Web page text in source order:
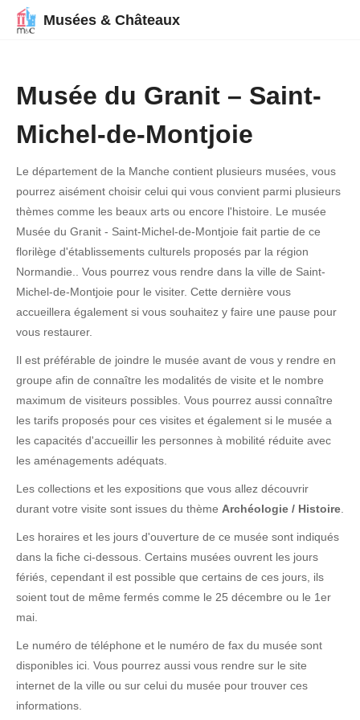
Musées & Châteaux
Musée du Granit – Saint-
Michel-de-Montjoie
Le département de la Manche contient plusieurs musées, vous
pourrez aisément choisir celui qui vous convient parmi plusieurs
thèmes comme les beaux arts ou encore l'histoire. Le musée
Musée du Granit - Saint-Michel-de-Montjoie fait partie de ce
florilège d'établissements culturels proposés par la région
Normandie.. Vous pourrez vous rendre dans la ville de Saint-
Michel-de-Montjoie pour le visiter. Cette dernière vous
accueillera également si vous souhaitez y faire une pause pour
vous restaurer.
Il est préférable de joindre le musée avant de vous y rendre en
groupe afin de connaître les modalités de visite et le nombre
maximum de visiteurs possibles. Vous pourrez aussi connaître
les tarifs proposés pour ces visites et également si le musée a
les capacités d'accueillir les personnes à mobilité réduite avec
les aménagements adéquats.
Les collections et les expositions que vous allez découvrir
durant votre visite sont issues du thème Archéologie / Histoire
Les horaires et les jours d'ouverture de ce musée sont indiqués
dans la fiche ci-dessous. Certains musées ouvrent les jours
fériés, cependant il est possible que certains de ces jours, ils
soient tout de même fermés comme le 25 décembre ou le 1er
mai.
Le numéro de téléphone et le numéro de fax du musée sont
disponibles ici. Vous pourrez aussi vous rendre sur le site
internet de la ville ou sur celui du musée pour trouver ces
informations.